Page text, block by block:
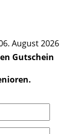
August 2026
Gutschein